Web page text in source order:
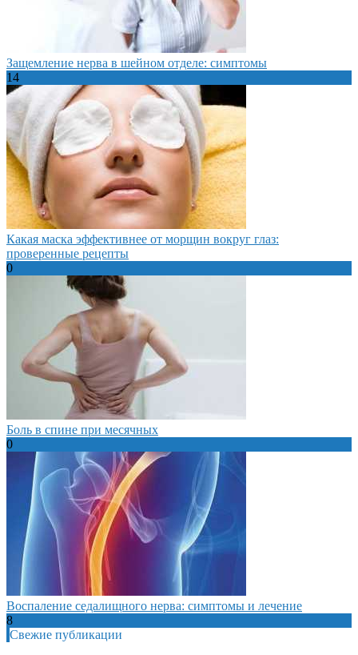
Защемление нерва в шейном отделе: симптомы
14
Какая маска эффективнее от морщин вокруг глаз:
проверенные рецепты
0
Боль в спине при месячных
0
Воспаление седалищного нерва: симптомы и лечение
8
Свежие публикации